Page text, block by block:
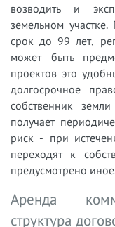
возводить и
земельном участке.
срок до 99 лет,
может быть
проектов это
долгосрочное
собственник
получает
риск - при
переходят к
предусмотрено
Аренда
структура